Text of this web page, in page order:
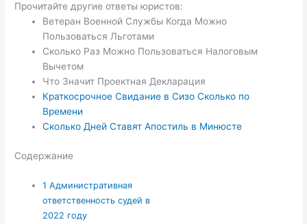
Прочитайте другие ответы юристов:
Ветеран Военной Службы Когда Можно
Пользоваться Льготами
Сколько Раз Можно Пользоваться Налоговым
Вычетом
Что Значит Проектная Декларация
Краткосрочное Свидание в Сизо Сколько по
Времени
Сколько Дней Ставят Апостиль в Минюсте
Содержание
1 Административная
ответственность судей в
2022 году